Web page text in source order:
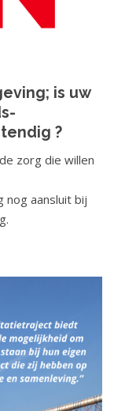
is uw
?
zorg die willen
nog aansluit bij